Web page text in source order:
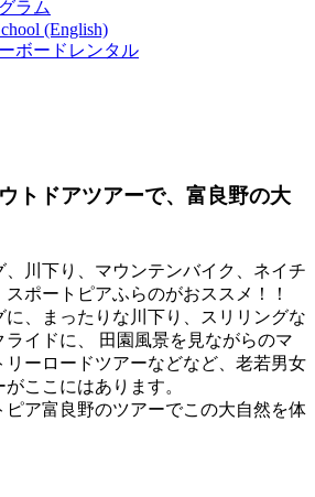
トドアツアーで、富良野の大
川下り、マウンテンバイク、ネイチ
ポートピアふらのがおススメ！！
、まったりな川下り、スリリングな
イドに、 田園風景を見ながらのマ
リーロードツアーなどなど、老若男女
ここにはあります。
ピア富良野のツアーでこの大自然を体